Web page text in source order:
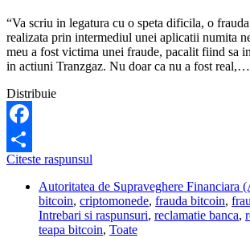
“Va scriu in legatura cu o speta dificila, o
realizata prin intermediul unei aplicatii numita
meu a fost victima unei fraude, pacalit fiind sa
in actiuni Tranzgaz. Nu doar ca nu a fost real,…
Distribuie
Facebook
Share
Citeste raspunsul
sa
accesez
banii
din
Autoritatea de Supraveghere Financiara
bitcoin, criptomonede, frauda bitcoin,
Intrebari si raspunsuri, reclamatie banca,
teapa bitcoin, Toate